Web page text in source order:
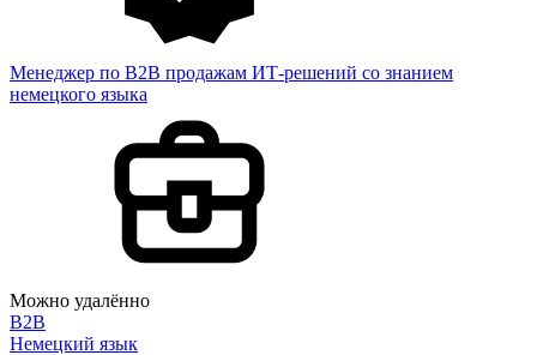
Менеджер по B2B продажам ИТ-решений со знанием
немецкого языка
Можно удалённо
B2B
Немецкий язык